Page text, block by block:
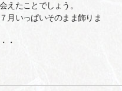
えたことでしょう。
月いっぱいそのまま飾りま
・